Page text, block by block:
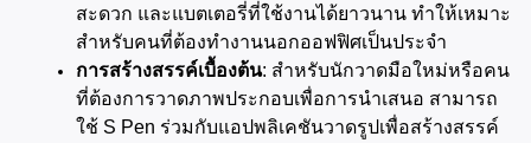
สะดวก และแบตเตอรี่ที่ใช้งานได้ยาวนาน ทำให้เหมาะ
สำหรับคนที่ต้องทำงานนอกออฟฟิศเป็นประจำ
การสร้างสรรค์เบื้องต้น: สำหรับนักวาดมือใหม่หรือคน
ที่ต้องการวาดภาพประกอบเพื่อการนำเสนอ สามารถ
ใช้ S Pen ร่วมกับแอปพลิเคชันวาดรูปเพื่อสร้างสรรค์